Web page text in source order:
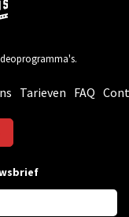
Tarieven FAQ